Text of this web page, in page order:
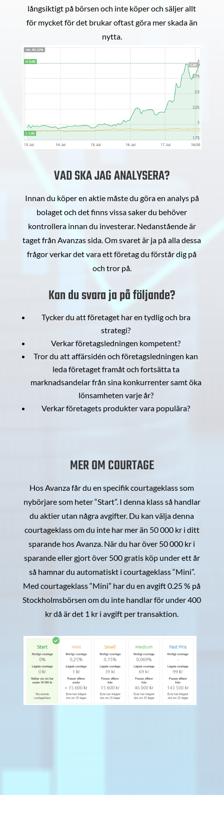
långsiktigt på börsen och inte köper och säljer allt
för mycket för det brukar oftast göra mer skada än
nytta.
VAD SKA JAG ANALYSERA?
Innan du köper en aktie måste du göra en analys på
bolaget och det finns vissa saker du behöver
kontrollera innan du investerar. Nedanstående är
taget från Avanzas sida. Om svaret är ja på alla dessa
frågor verkar det vara ett företag du förstår dig på
och tror på.
Kan du svara ja på följande?
Tycker du att företaget har en tydlig och bra
strategi?
Verkar företagsledningen kompetent?
Tror du att affärsidén och företagsledningen kan
leda företaget framåt och fortsätta ta
marknadsandelar från sina konkurrenter samt öka
lönsamheten varje år?
Verkar företagets produkter vara populära?
MER OM COURTAGE
Hos Avanza får du en specifik courtageklass som
nybörjare som heter “Start”. I denna klass så handlar
du aktier utan några avgifter. Du kan välja denna
courtageklass om du inte har mer än 50 000 kr i ditt
sparande hos Avanza. När du har över 50 000 kr i
sparande eller gjort över 500 gratis köp under ett år
så hamnar du automatiskt i courtageklass “Mini”.
Med courtageklass “Mini” har du en avgift 0.25 % på
Stockholmsbörsen om du inte handlar för under 400
kr då är det 1 kr i avgift per transaktion.